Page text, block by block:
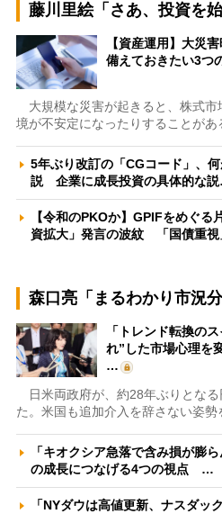
藤川里絵「さあ、投資を始
【資産運用】大災
備えておきたい3つ
大規模な災害が起きると、株式市
境が不安定になったりすることがあ
5年ぶり改訂の「CGコード」、
説 企業に成長投資の具体的な
【令和のPKOか】GPIFをめぐ
資拡大」発言の波紋 「国債重
森口亮「まるわかり市況分
「トレンド転換の
れ”した市場心理を
…
日米両政府が、約28年ぶりとなる
た。米国も追加介入を辞さない姿勢
「キオクシア急落で含み損が膨
の成長につなげる4つの視点 …
「NYダウは高値更新、ナスダッ